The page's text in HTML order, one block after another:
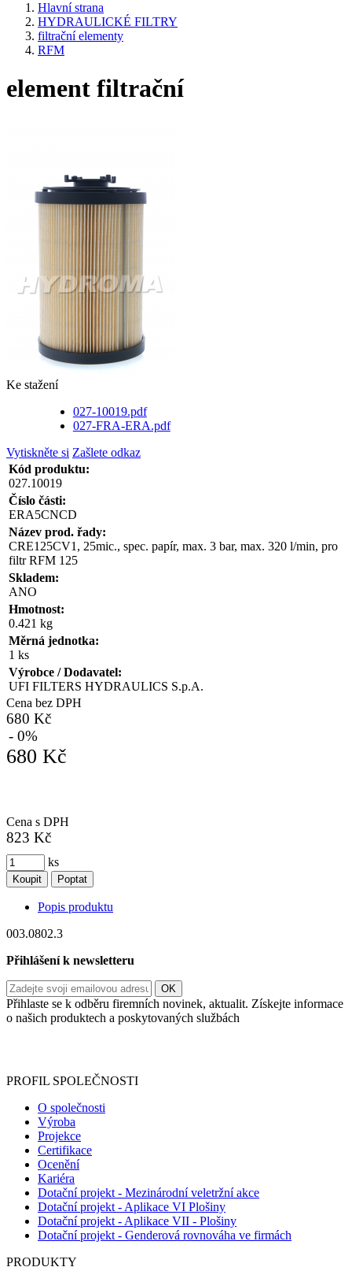
Hlavní strana
HYDRAULICKÉ FILTRY
filtrační elementy
RFM
element filtrační
Ke stažení
027-10019.pdf
027-FRA-ERA.pdf
Vytiskněte si Zašlete odkaz
Kód produktu:
027.10019
Číslo části:
ERA5CNCD
Název prod. řady:
CRE125CV1, 25mic., spec. papír, max. 3 bar, max. 320 l/min, pro
filtr RFM 125
Skladem:
ANO
Hmotnost:
0.421 kg
Měrná jednotka:
1 ks
Výrobce / Dodavatel:
UFI FILTERS HYDRAULICS S.p.A.
Cena bez DPH
680 Kč
- 0%
680 Kč
Cena s DPH
823 Kč
ks
Koupit Poptat
Popis produktu
003.0802.3
Přihlášení k newsletteru
Přihlaste se k odběru firemních novinek, aktualit. Získejte informace
o našich produktech a poskytovaných službách
PROFIL SPOLEČNOSTI
O společnosti
Výroba
Projekce
Certifikace
Ocenění
Kariéra
Dotační projekt - Mezinárodní veletržní akce
Dotační projekt - Aplikace VI Plošiny
Dotační projekt - Aplikace VII - Plošiny
Dotační projekt - Genderová rovnováha ve firmách
PRODUKTY